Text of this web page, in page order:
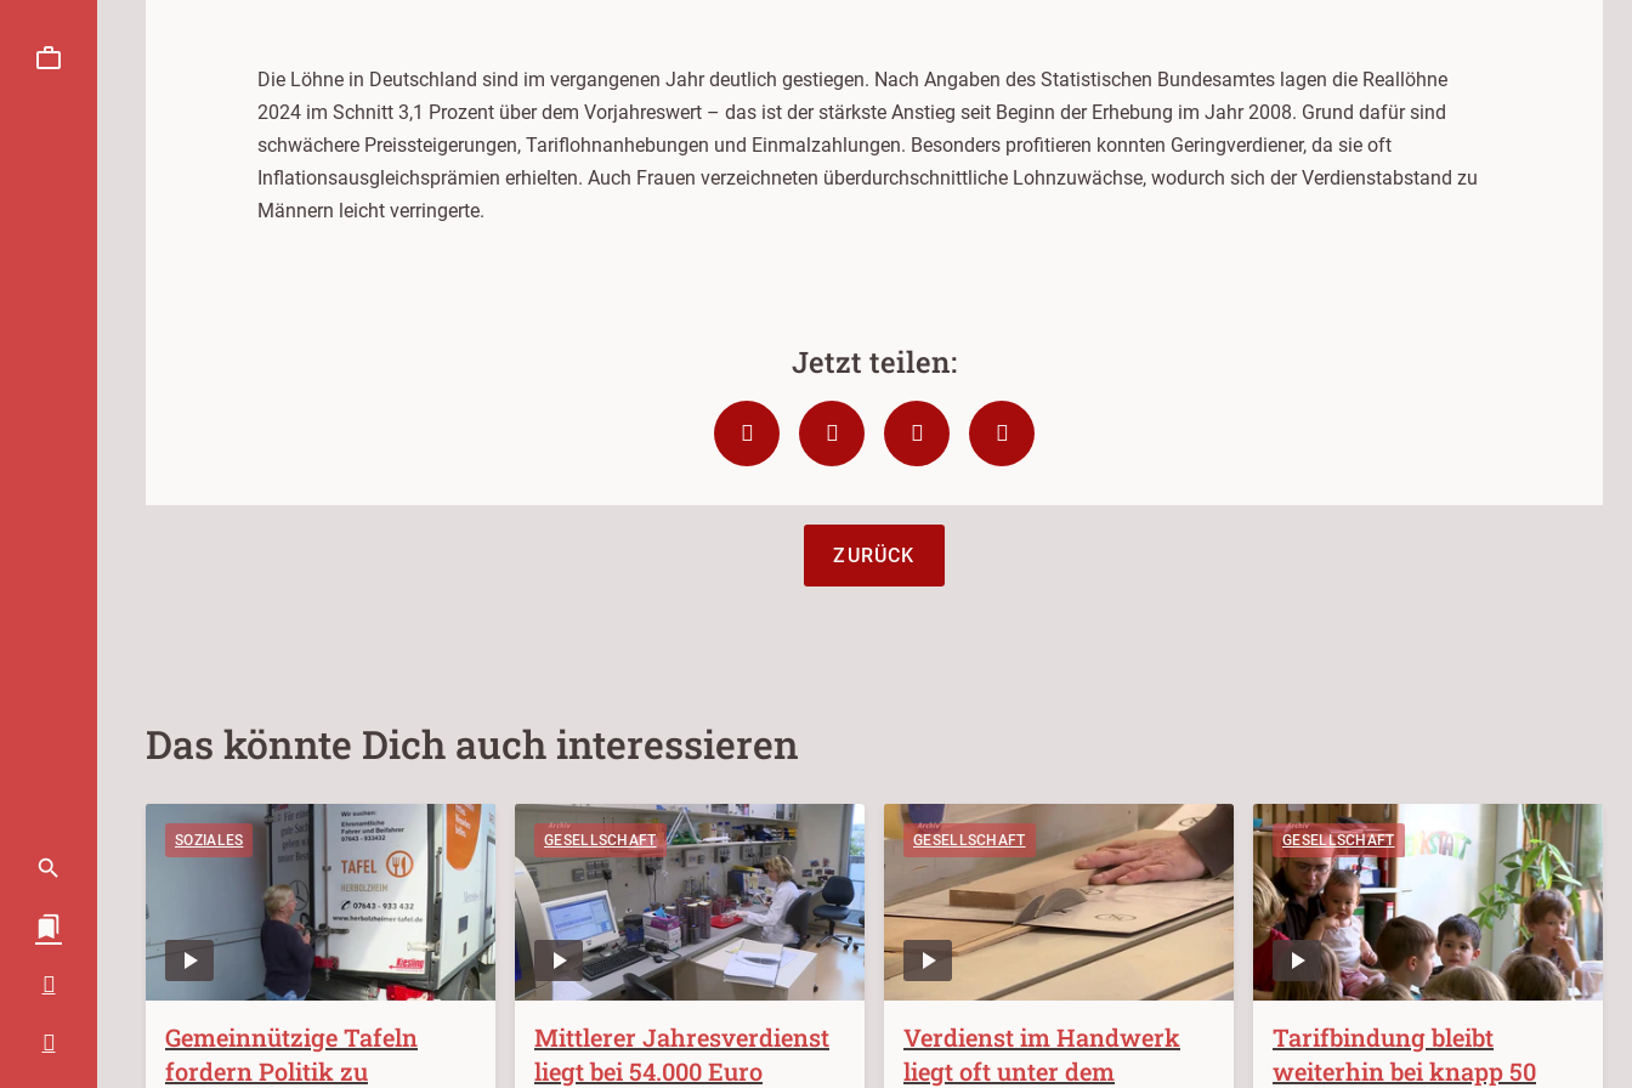
Die Löhne in Deutschland sind im vergangenen Jahr deutlich gestiegen. Nach Angaben des Statistischen Bundesamtes lagen die Reallöhne
2024 im Schnitt 3,1 Prozent über dem Vorjahreswert – das ist der stärkste Anstieg seit Beginn der Erhebung im Jahr 2008. Grund dafür sind
schwächere Preissteigerungen, Tariflohnanhebungen und Einmalzahlungen. Besonders profitieren konnten Geringverdiener, da sie oft
Inflationsausgleichsprämien erhielten. Auch Frauen verzeichneten überdurchschnittliche Lohnzuwächse, wodurch sich der Verdienstabstand zu
Männern leicht verringerte.
ZURÜCK
Das könnte Dich auch interessieren
SOZIALES
Gemeinnützige Tafeln
fordern Politik zu
GESELLSCHAFT
Mittlerer Jahresverdienst
liegt bei 54.000 Euro
GESELLSCHAFT
Verdienst im Handwerk
liegt oft unter dem
GESELLSCHAFT
Tarifbindung bleibt
weiterhin bei knapp 50